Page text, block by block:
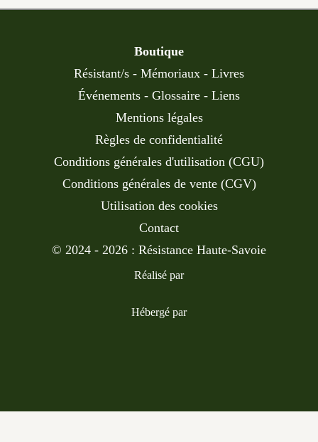
Boutique
Résistant/s - Mémoriaux - Livres
Événements - Glossaire - Liens
Mentions légales
Règles de confidentialité
Conditions générales d'utilisation (CGU)
Conditions générales de vente (CGV)
Utilisation des cookies
Contact
© 2024 - 2026 : Résistance Haute-Savoie
Réalisé par
Hébergé par